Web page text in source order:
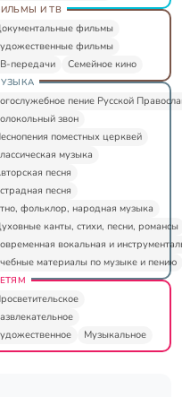
И ТВ
фильмы
фильмы
передачи
Семейное кино
пение Русской
звон
поместных церквей
музыка
песня
песня
фольклор, народная музыка
канты, стихи, песни, романсы
вокальная и
материалы по музыке и пению
Музыкальное